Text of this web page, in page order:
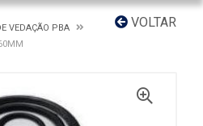
VOLTAR
VEDAÇÃO PBA